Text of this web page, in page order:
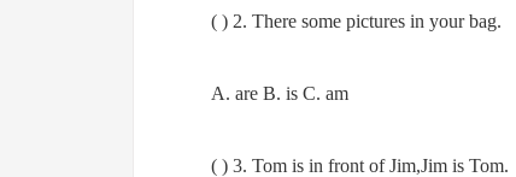
( ) 2. There some pictures in your bag.
A. are B. is C. am
( ) 3. Tom is in front of Jim,Jim is Tom.